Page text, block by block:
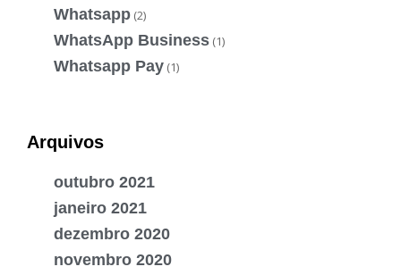
Whatsapp (2)
WhatsApp Business (1)
Whatsapp Pay (1)
Arquivos
outubro 2021
janeiro 2021
dezembro 2020
novembro 2020